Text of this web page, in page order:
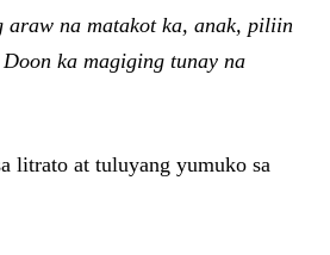
araw na matakot ka, anak, piliin
ka magiging tunay na
litrato at tuluyang yumuko sa